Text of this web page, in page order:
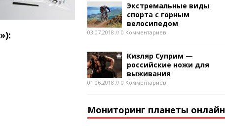
Экстремальные виды
спорта с горным
велосипедом
03.07.2018 // 0 Комментариев
Кизляр Суприм —
российские ножи для
выживания
01.06.2018 // 0 Комментариев
Мониторинг планеты онлайн